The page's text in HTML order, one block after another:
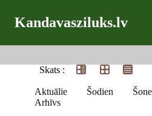
Kandavasziluks.lv
Skats :
Aktuālie Šodien
Arhīvs